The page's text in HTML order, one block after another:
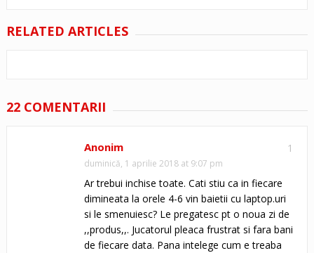
RELATED ARTICLES
22 COMENTARII
1
Anonim
duminică, 1 aprilie 2018 at 9:07 pm
Ar trebui inchise toate. Cati stiu ca in fiecare
dimineata la orele 4-6 vin baietii cu laptop.uri
si le smenuiesc? Le pregatesc pt o noua zi de
,,produs,,. Jucatorul pleaca frustrat si fara bani
de fiecare data. Pana intelege cum e treaba